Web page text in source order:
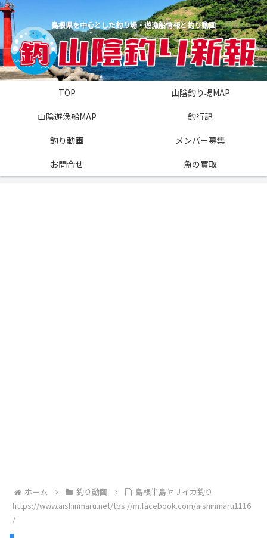
島根県を中心とした釣り場・遊漁船情報と釣り動画
TOP
山陰釣り場MAP
山陰遊漁船MAP
釣行記
釣り動画
メンバー募集
お問合せ
魚の買取
ホーム 釣り動画
島根半島ヤリイカ釣り
https://www.aishinmaru.net/tps://m.facebook.com/aishinmaru1116
/